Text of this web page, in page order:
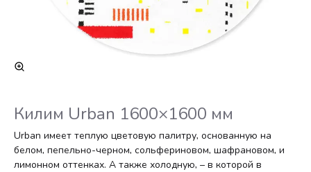
Килим Urban 1600×1600 мм
Urban имеет теплую цветовую палитру, основанную на
белом, пепельно-черном, сольфериновом, шафрановом, и
лимонном оттенках. А также холодную, – в которой в